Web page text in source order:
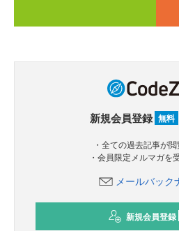
新規会員登録 無料
・全ての過去記事が
・会員限定メルマガを
メールバック
新規会員登録